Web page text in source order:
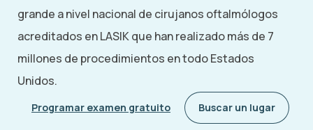
grande a nivel nacional de cirujanos oftalmólogos
acreditados en LASIK que han realizado más de 7
millones de procedimientos en todo Estados
Unidos.
Programar examen gratuito Buscar un lugar